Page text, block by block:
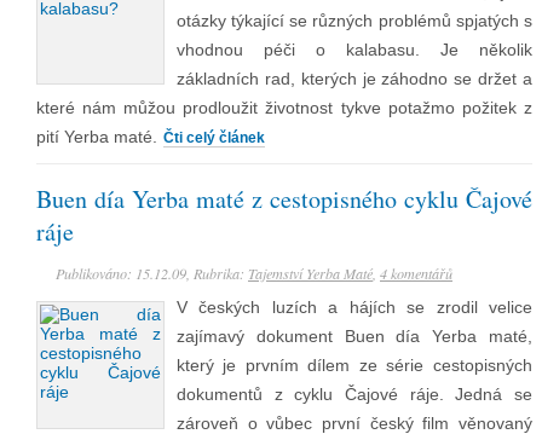
otázky týkající se různých problémů spjatých s
vhodnou péči o kalabasu. Je několik
základních rad, kterých je záhodno se držet a
které nám můžou prodloužit životnost tykve potažmo požitek z
pití Yerba maté.
Čti celý článek
Buen día Yerba maté z cestopisného cyklu Čajové
ráje
Publikováno: 15.12.09, Rubrika: Tajemství Yerba Maté 4 komentářů
V českých luzích a hájích se zrodil velice
zajímavý dokument Buen día Yerba maté,
který je prvním dílem ze série cestopisných
dokumentů z cyklu Čajové ráje. Jedná se
zároveň o vůbec první český film věnovaný